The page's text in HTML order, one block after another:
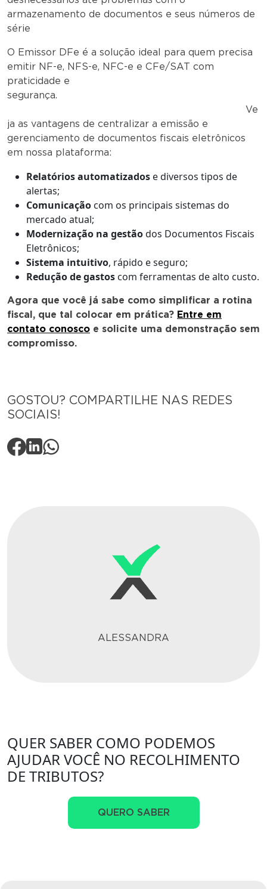
armazenamento de documentos e seus números de
série
O Emissor DFe é a solução ideal para quem precisa
emitir NF-e, NFS-e, NFC-e e CFe/SAT com
praticidade e
segurança.
Ve
ja as vantagens de centralizar a emissão e
gerenciamento de documentos fiscais eletrônicos
em nossa plataforma:
Relatórios automatizados e diversos tipos de
alertas;
Comunicação com os principais sistemas do
mercado atual;
Modernização na gestãodos Documentos Fiscais
Eletrônicos;
Sistema intuitivo, rápido e seguro;
Redução de gastos com ferramentas de alto custo.
Agora que você já sabe como simplificar a rotina
fiscal, que tal colocar em prática? Entre em
contato conosco e solicite uma demonstração sem
compromisso.
GOSTOU? COMPARTILHE NAS REDES
SOCIAIS!
ALESSANDRA
QUER SABER COMO PODEMOS
AJUDAR VOCÊ NO RECOLHIMENTO
DE TRIBUTOS?
QUERO SABER